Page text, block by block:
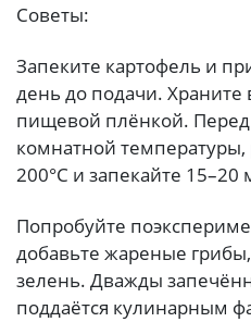
Советы:
Запеките картофель и
день до подачи.
пищевой плёнкой.
комнатной температуры,
200°C и запекайте 15–20
Попробуйте
добавьте жареные
зелень. Дважды
поддаётся кулинарным